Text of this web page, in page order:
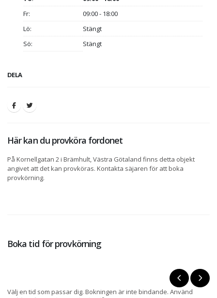
Fr:
09:00 - 18:00
Lö:
Stängt
Sö:
Stängt
DELA
Här kan du provköra fordonet
På Kornellgatan 2 i Brämhult, Västra Götaland finns detta objekt
angivet att det kan provköras. Kontakta säjaren för att boka
provkörning.
Boka tid för provkörning
Välj en tid som passar dig. Bokningen är inte bindande. Använd